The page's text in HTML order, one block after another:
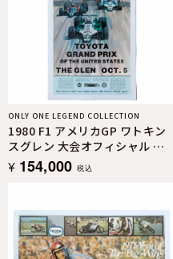
ONLY ONE LEGEND COLLECTION
1980 F1 アメリカGP ワトキン
スグレン 大会オフィシャル ヴ
ィンテージ ポスター
¥ 154,000 税込